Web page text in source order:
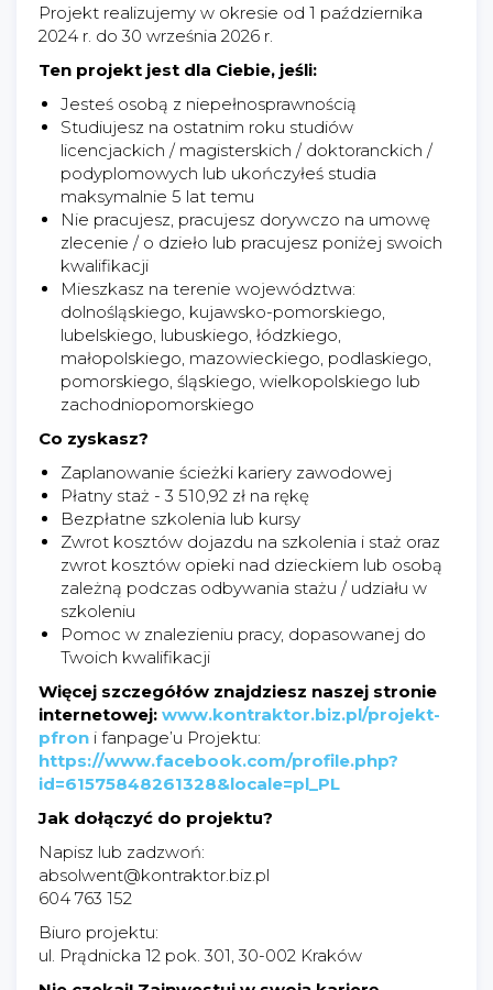
Projekt realizujemy w okresie od 1 października
2024 r. do 30 września 2026 r.
Ten projekt jest dla Ciebie, jeśli:
Jesteś osobą z niepełnosprawnością
Studiujesz na ostatnim roku studiów
licencjackich / magisterskich / doktoranckich /
podyplomowych lub ukończyłeś studia
maksymalnie 5 lat temu
Nie pracujesz, pracujesz dorywczo na umowę
zlecenie / o dzieło lub pracujesz poniżej swoich
kwalifikacji
Mieszkasz na terenie województwa:
dolnośląskiego, kujawsko-pomorskiego,
lubelskiego, lubuskiego, łódzkiego,
małopolskiego, mazowieckiego, podlaskiego,
pomorskiego, śląskiego, wielkopolskiego lub
zachodniopomorskiego
Co zyskasz?
Zaplanowanie ścieżki kariery zawodowej
Płatny staż - 3 510,92 zł na rękę
Bezpłatne szkolenia lub kursy
Zwrot kosztów dojazdu na szkolenia i staż oraz
zwrot kosztów opieki nad dzieckiem lub osobą
zależną podczas odbywania stażu / udziału w
szkoleniu
Pomoc w znalezieniu pracy, dopasowanej do
Twoich kwalifikacji
Więcej szczegółów znajdziesz naszej stronie
internetowej: www.kontraktor.biz.pl/projekt-
pfron i fanpage’u Projektu:
https://www.facebook.com/profile.php?
id=61575848261328&locale=pl_PL
Jak dołączyć do projektu?
Napisz lub zadzwoń:
absolwent@kontraktor.biz.pl
604 763 152
Biuro projektu:
ul. Prądnicka 12 pok. 301, 30-002 Kraków